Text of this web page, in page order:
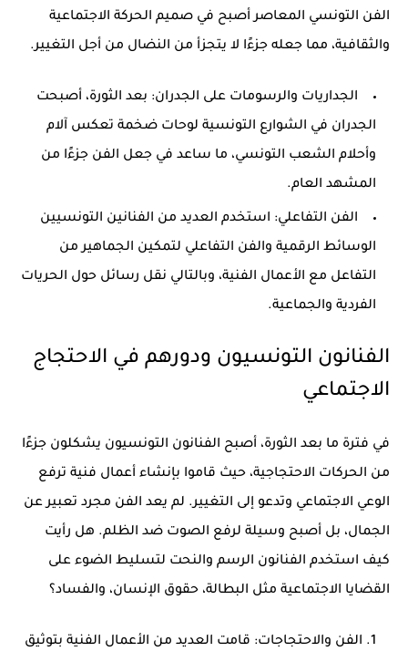
الفن التونسي المعاصر أصبح في صميم الحركة الاجتماعية
والثقافية، مما جعله جزءًا لا يتجزأ من النضال من أجل التغيير.
الجداريات والرسومات على الجدران: بعد الثورة، أصبحت
الجدران في الشوارع التونسية لوحات ضخمة تعكس آلام
وأحلام الشعب التونسي، ما ساعد في جعل الفن جزءًا من
المشهد العام.
الفن التفاعلي: استخدم العديد من الفنانين التونسيين
الوسائط الرقمية والفن التفاعلي لتمكين الجماهير من
التفاعل مع الأعمال الفنية، وبالتالي نقل رسائل حول الحريات
الفردية والجماعية.
الفنانون التونسيون ودورهم في الاحتجاج
الاجتماعي
في فترة ما بعد الثورة، أصبح الفنانون التونسيون يشكلون جزءًا
من الحركات الاحتجاجية، حيث قاموا بإنشاء أعمال فنية ترفع
الوعي الاجتماعي وتدعو إلى التغيير. لم يعد الفن مجرد تعبير عن
الجمال، بل أصبح وسيلة لرفع الصوت ضد الظلم. هل رأيت
كيف استخدم الفنانون الرسم والنحت لتسليط الضوء على
القضايا الاجتماعية مثل البطالة، حقوق الإنسان، والفساد؟
الفن والاحتجاجات: قامت العديد من الأعمال الفنية بتوثيق